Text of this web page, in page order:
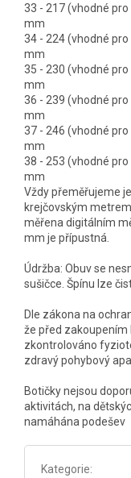
33 - 217 (vhodné
mm
34 - 224 (vhodné
mm
35 - 230 (vhodné
mm
36 - 239 (vhodné
mm
37 - 246 (vhodné
mm
38 - 253 (vhodné
mm
Vždy přeměřujeme
krejčovským
měřena digitálním
mm je přípustná.
Údržba: Obuv se
sušičce. Špínu lze
Dle zákona na
že před
zkontrolováno
zdravý pohybový
Botičky nejsou
aktivitách, na
namáhána podešev
Kategorie: